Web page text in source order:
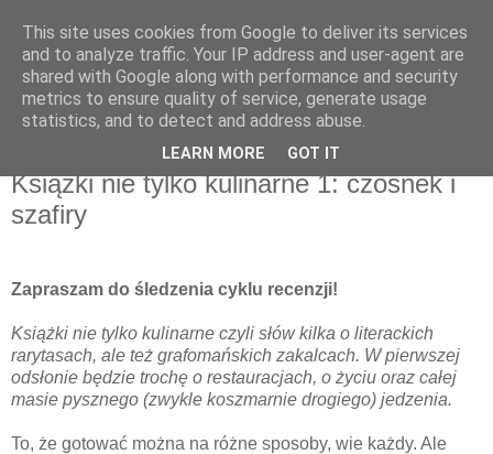
Recenzje na widelcu
Portal kulturalny - książki, recenzje, inspiracje, konkursy.
poniedziałek, 8 kwietnia 2013
Książki nie tylko kulinarne 1: czosnek i
szafiry
Zapraszam do śledzenia cyklu recenzji!
Książki nie tylko kulinarne czyli słów kilka o literackich
rarytasach, ale też grafomańskich zakalcach. W pierwszej
odsłonie będzie trochę o restauracjach, o życiu oraz całej
masie pysznego (zwykle koszmarnie drogiego) jedzenia.
To, że gotować można na różne sposoby, wie każdy. Ale
This site uses cookies from Google to deliver its services
and to analyze traffic. Your IP address and user-agent are
shared with Google along with performance and security
metrics to ensure quality of service, generate usage
statistics, and to detect and address abuse.
LEARN MORE GOT IT